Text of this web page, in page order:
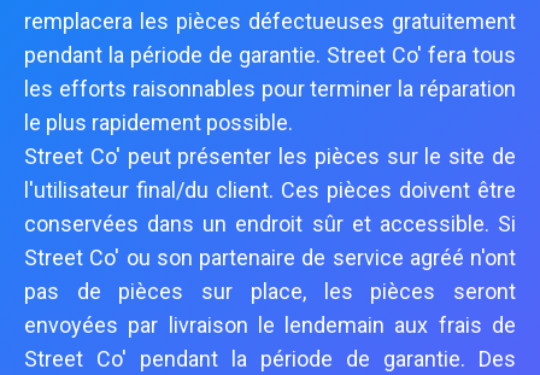
remplacera les pièces défectueuses gratuitement
pendant la période de garantie. Street Co' fera tous
les efforts raisonnables pour terminer la réparation
le plus rapidement possible.
Street Co' peut présenter les pièces sur le site de
l'utilisateur final/du client. Ces pièces doivent être
conservées dans un endroit sûr et accessible. Si
Street Co' ou son partenaire de service agréé n'ont
pas de pièces sur place, les pièces seront
envoyées par livraison le lendemain aux frais de
Street Co' pendant la période de garantie. Des